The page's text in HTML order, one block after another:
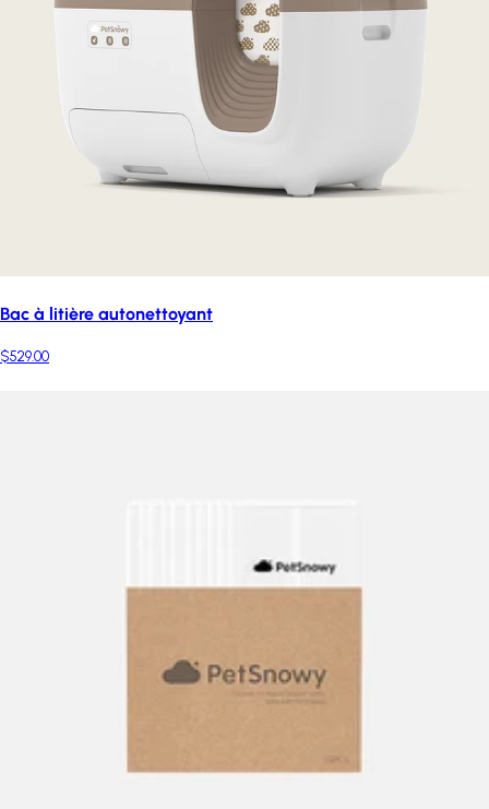
Bac à litière autonettoyant
$529.00